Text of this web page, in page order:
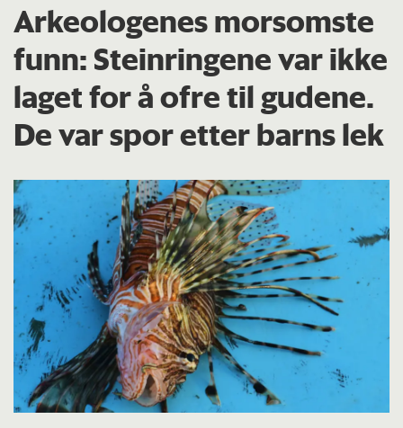
Arkeologenes morsomste
funn: Steinringene var ikke
laget for å ofre til gudene.
De var spor etter barns lek